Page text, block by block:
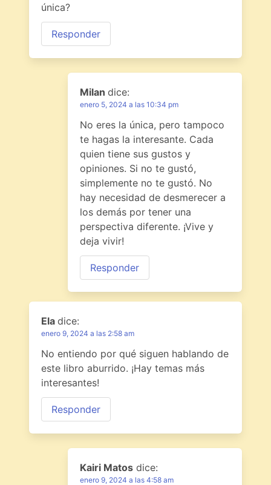
única?
Responder
Milan dice:
enero 5, 2024 a las 10:34 pm
No eres la única, pero tampoco
te hagas la interesante. Cada
quien tiene sus gustos y
opiniones. Si no te gustó,
simplemente no te gustó. No
hay necesidad de desmerecer a
los demás por tener una
perspectiva diferente. ¡Vive y
deja vivir!
Responder
Ela dice:
enero 9, 2024 a las 2:58 am
No entiendo por qué siguen hablando de
este libro aburrido. ¡Hay temas más
interesantes!
Responder
Kairi Matos dice:
enero 9, 2024 a las 4:58 am